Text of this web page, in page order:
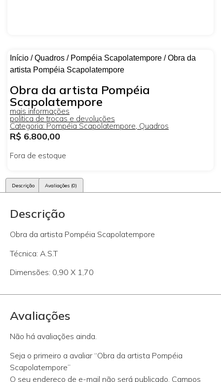
Início /Quadros / Pompéia Scapolatempore / Obra da
artista Pompéia Scapolatempore
Obra da artista Pompéia
Scapolatempore
mais informações
politica de trocas e devoluções
Categoria: Pompéia Scapolatempore, Quadros
R$ 6.800,00
Fora de estoque
Descrição Avaliações (0)
Descrição
Obra da artista Pompéia Scapolatempore
Técnica: A.S.T
Dimensões: 0,90 X 1,70
Avaliações
Não há avaliações ainda.
Seja o primeiro a avaliar “Obra da artista Pompéia
Scapolatempore”
O seu endereço de e-mail não será publicado. Campos